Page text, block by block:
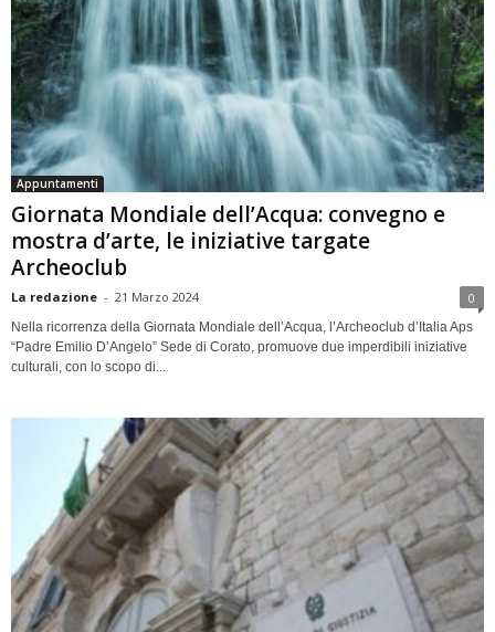
Appuntamenti
Giornata Mondiale dell’Acqua: convegno e
mostra d’arte, le iniziative targate
Archeoclub
La redazione - 21 Marzo 2024 0
Nella ricorrenza della Giornata Mondiale dell’Acqua, l’Archeoclub d’Italia Aps
“Padre Emilio D’Angelo” Sede di Corato, promuove due imperdibili iniziative
culturali, con lo scopo di...